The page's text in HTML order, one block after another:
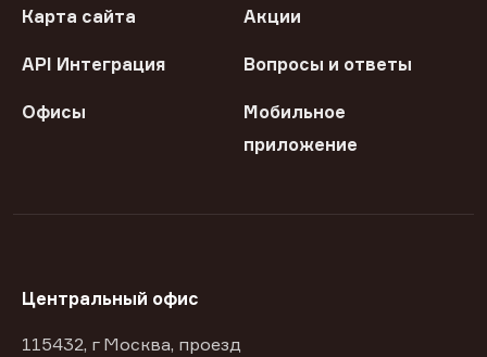
Карта сайта Акции
API Интеграция Вопросы и ответы
Офисы
Мобильное
приложение
Центральный офис
115432, г Москва, проезд